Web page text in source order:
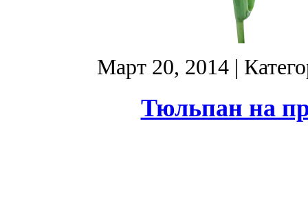
Март 20, 2014|
Тюльпан на